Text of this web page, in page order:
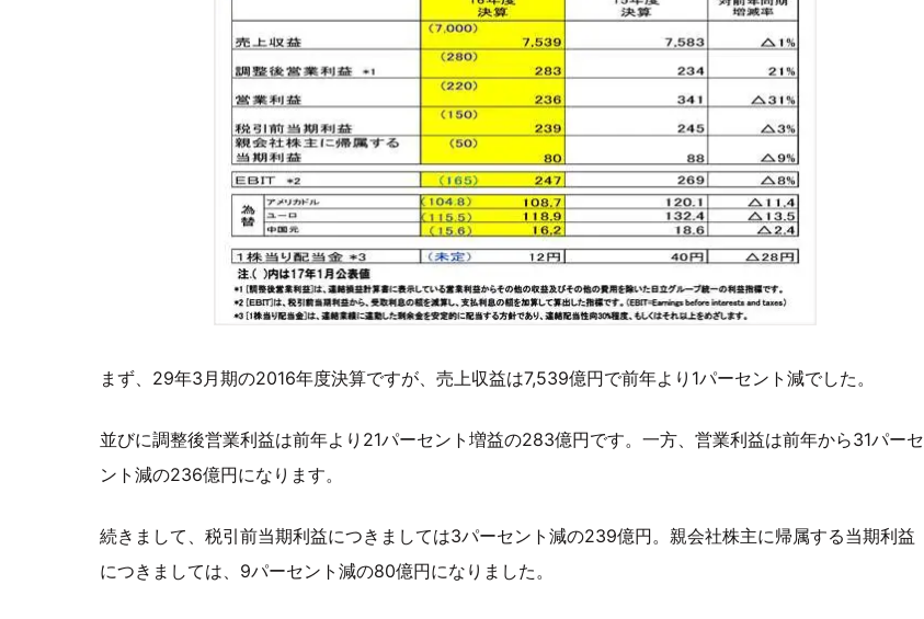
まず、29年3月期の2016年度決算ですが、売上収益は7,539億円で前年より1パーセント減でした。
並びに調整後営業利益は前年より21パーセント増益の283億円です。一方、営業利益は前年から31パーセ
ント減の236億円になります。
続きまして、税引前当期利益につきましては3パーセント減の239億円。親会社株主に帰属する当期利益
につきましては、9パーセント減の80億円になりました。